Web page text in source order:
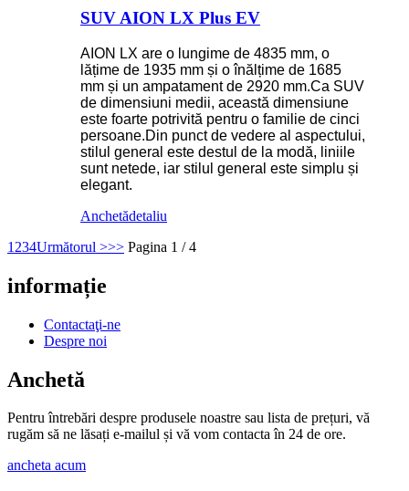
SUV AION LX Plus EV
AION LX are o lungime de 4835 mm, o
lățime de 1935 mm și o înălțime de 1685
mm și un ampatament de 2920 mm.Ca SUV
de dimensiuni medii, această dimensiune
este foarte potrivită pentru o familie de cinci
persoane.Din punct de vedere al aspectului,
stilul general este destul de la modă, liniile
sunt netede, iar stilul general este simplu și
elegant.
Anchetădetaliu
1 234Următorul >>> Pagina 1 / 4
informație
Contactaţi-ne
Despre noi
Anchetă
Pentru întrebări despre produsele noastre sau lista de prețuri, vă
rugăm să ne lăsați e-mailul și vă vom contacta în 24 de ore.
ancheta acum